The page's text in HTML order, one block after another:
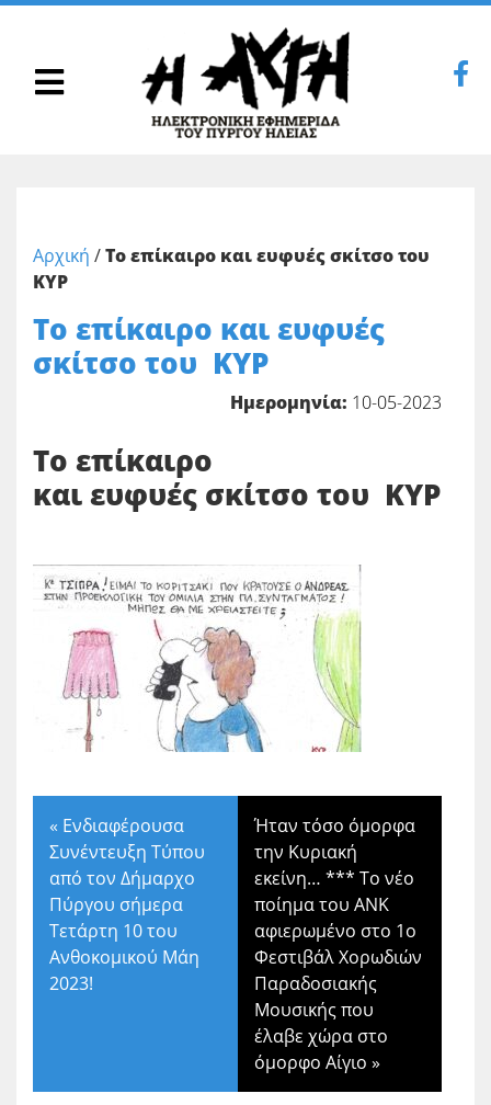
Αρχική /Το επίκαιρο και ευφυές σκίτσο του
ΚΥΡ
Το επίκαιρο και ευφυές
σκίτσο του ΚΥΡ
Ημερομηνία: 10-05-2023
Το επίκαιρο
και ευφυές σκίτσο του ΚΥΡ
« Ενδιαφέρουσα
Συνέντευξη Τύπου
από τον Δήμαρχο
Πύργου σήμερα
Τετάρτη 10 του
Ανθοκομικού Μάη
2023!
Ήταν τόσο όμορφα
την Κυριακή
εκείνη… *** Το νέο
ποίημα του ΑΝΚ
αφιερωμένο στο 1ο
Φεστιβάλ Χορωδιών
Παραδοσιακής
Μουσικής που
έλαβε χώρα στο
όμορφο Αίγιο »